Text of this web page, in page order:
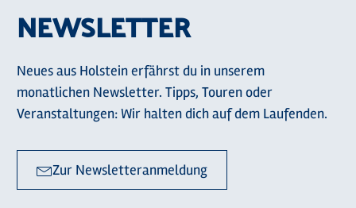
NEWSLETTER
Neues aus Holstein erfährst du in unserem
monatlichen Newsletter. Tipps, Touren oder
Veranstaltungen: Wir halten dich auf dem Laufenden.
Zur Newsletteranmeldung